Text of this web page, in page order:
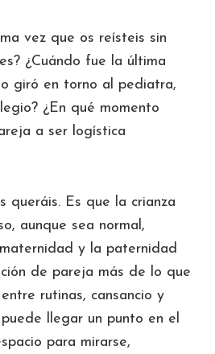
vez que os reísteis sin
¿Cuándo fue la última
giró en torno al pediatra,
¿En qué momento
a ser logística
queráis. Es que la crianza
aunque sea normal,
y la paternidad
de pareja más de lo que
rutinas, cansancio y
llegar un punto en el
para mirarse,